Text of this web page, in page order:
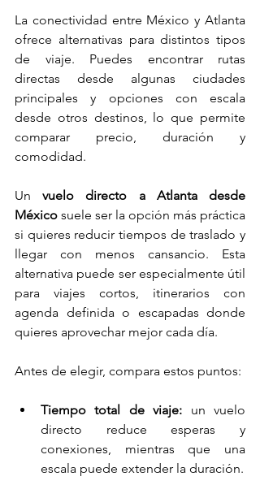
La conectividad entre México y Atlanta
ofrece alternativas para distintos tipos
de viaje. Puedes encontrar rutas
directas desde algunas ciudades
principales y opciones con escala
desde otros destinos, lo que permite
comparar precio, duración y
comodidad.
Un vuelo directo a Atlanta desde
México suele ser la opción más práctica
si quieres reducir tiempos de traslado y
llegar con menos cansancio. Esta
alternativa puede ser especialmente útil
para viajes cortos, itinerarios con
agenda definida o escapadas donde
quieres aprovechar mejor cada día.
Antes de elegir, compara estos puntos:
Tiempo total de viaje: un vuelo
directo reduce esperas y
conexiones, mientras que una
escala puede extender la duración.